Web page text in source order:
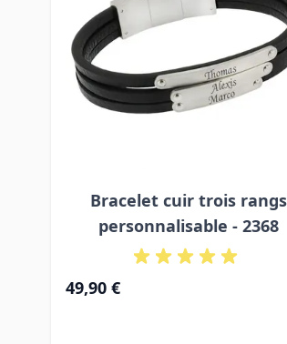
Bracelet cuir trois rangs
personnalisable - 2368
49,90 €